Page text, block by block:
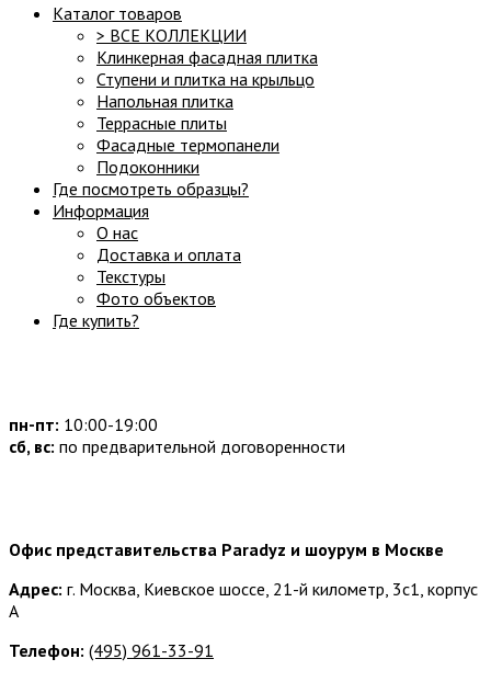
Каталог товаров
> ВСЕ КОЛЛЕКЦИИ
Клинкерная фасадная плитка
Ступени и плитка на крыльцо
Напольная плитка
Террасные плиты
Фасадные термопанели
Подоконники
Где посмотреть образцы?
Информация
О нас
Доставка и оплата
Текстуры
Фото объектов
Где купить?
пн-пт: 10:00-19:00
сб, вс: по предварительной договоренности
Офис представительства Paradyz и шоурум в Москве
Адрес: г. Москва, Киевское шоссе, 21-й километр, 3с1, корпус
А
Телефон: (495) 961-33-91